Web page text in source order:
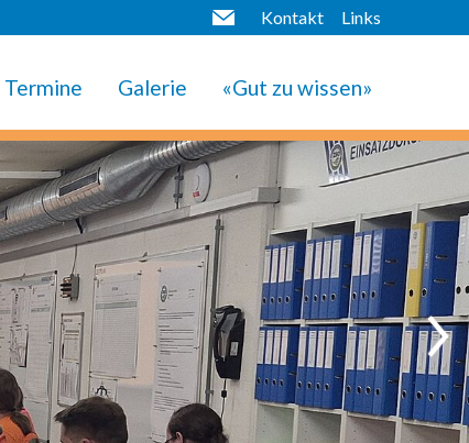
Links
Kontakt
Termine Galerie «Gut zu wissen»